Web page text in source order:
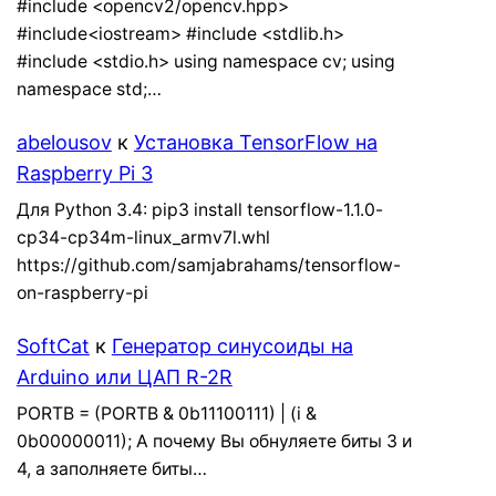
#include <opencv2/opencv.hpp>
#include<iostream> #include <stdlib.h>
#include <stdio.h> using namespace cv; using
namespace std;…
abelousovк Установка TensorFlow на
Raspberry Pi 3
Для Python 3.4: pip3 install tensorflow-1.1.0-
cp34-cp34m-linux_armv7l.whl
https://github.com/samjabrahams/tensorflow-
on-raspberry-pi
SoftCat к Генератор синусоиды на
Arduino или ЦАП R-2R
PORTB = (PORTB & 0b11100111) | (i &
0b00000011); А почему Вы обнуляете биты 3 и
4, а заполняете биты…